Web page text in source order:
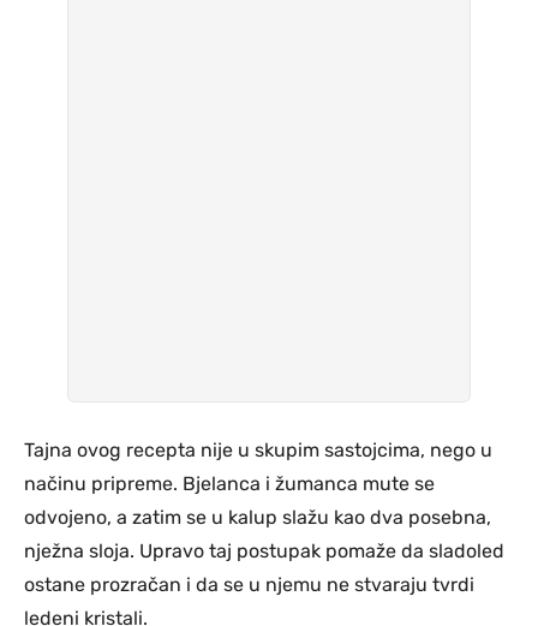
Tajna ovog recepta nije u skupim sastojcima, nego u
načinu pripreme. Bjelanca i žumanca mute se
odvojeno, a zatim se u kalup slažu kao dva posebna,
nježna sloja. Upravo taj postupak pomaže da sladoled
ostane prozračan i da se u njemu ne stvaraju tvrdi
ledeni kristali.